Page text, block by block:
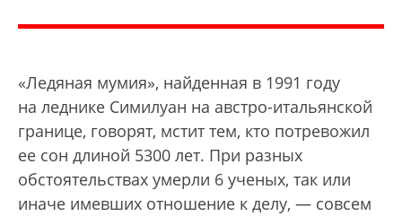
«Ледяная мумия», найденная в 1991 году
на леднике Симилуан на австро-итальянской
границе, говорят, мстит тем, кто потревожил
ее сон длиной 5300 лет. При разных
обстоятельствах умерли 6 ученых, так или
иначе имевших отношение к делу, — совсем